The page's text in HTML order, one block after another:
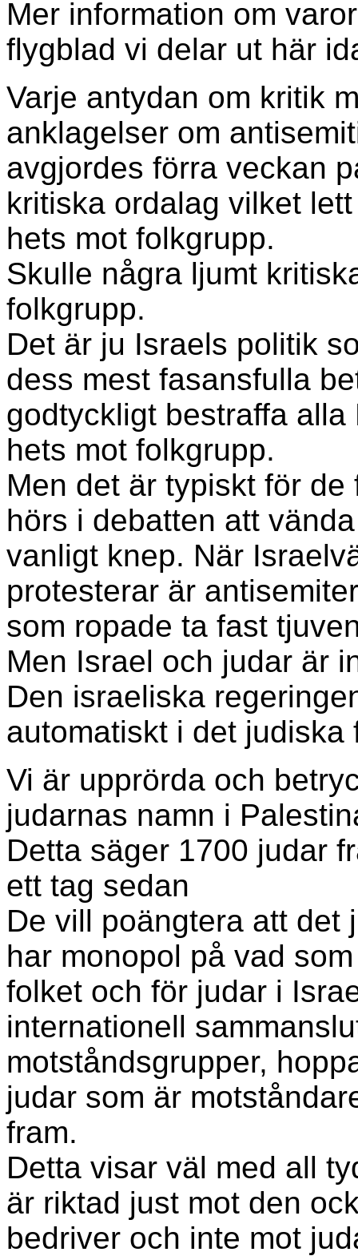
Mer information om
flygblad vi delar ut här
Varje antydan om kritik
anklagelser om
avgjordes förra veckan
kritiska ordalag vilket
hets mot folkgrupp.
Skulle några ljumt
folkgrupp.
Det är ju Israels politik
dess mest fasansfulla
godtyckligt bestraffa
hets mot folkgrupp.
Men det är typiskt för
hörs i debatten att
vanligt knep. När
protesterar är
som ropade ta fast
Men Israel och judar är
Den israeliska
automatiskt i det
Vi är upprörda och
judarnas namn i
Detta säger 1700 judar
ett tag sedan
De vill poängtera att det
har monopol på vad
folket och för judar i
internationell
motståndsgrupper,
judar som är
fram.
Detta visar väl med all
är riktad just mot den
bedriver och inte mot